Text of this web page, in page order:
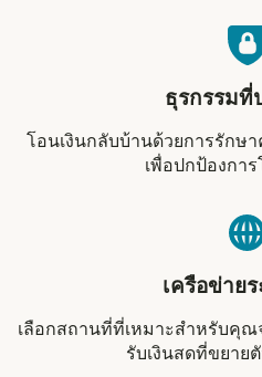
ธุรกรรมที่
โอนเงินกลับบ้านด้วยการรักษ
เพื่อปกป้องกา
เครือข่าย
เลือกสถานที่ที่เหมาะสำหรับคุณ
รับเงินสดที่ขยาย